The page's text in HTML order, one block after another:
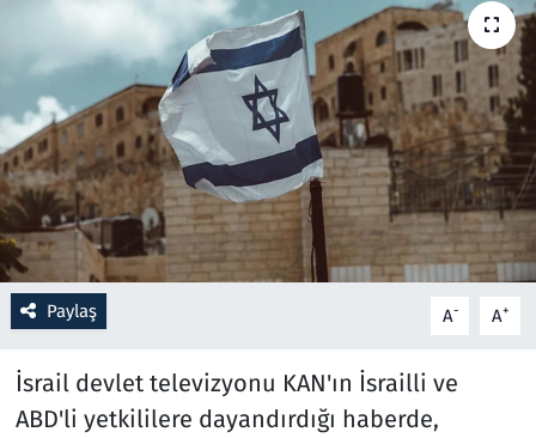
Paylaş A- A+
İsrail devlet televizyonu KAN'ın İsrailli ve
ABD'li yetkililere dayandırdığı haberde,
Resmi İlanlar
Rüya Tabirleri
Sağlık
Savunma Sanayi
Seçim 2023
Teknoloji ve Bilim